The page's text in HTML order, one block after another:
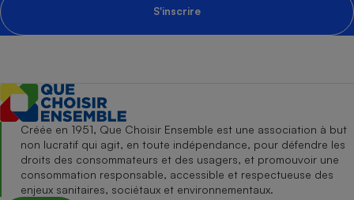
S'inscrire
Créée en 1951, Que Choisir Ensemble est une association à but
non lucratif qui agit, en toute indépendance, pour défendre les
droits des consommateurs et des usagers, et promouvoir une
consommation responsable, accessible et respectueuse des
enjeux sanitaires, sociétaux et environnementaux.